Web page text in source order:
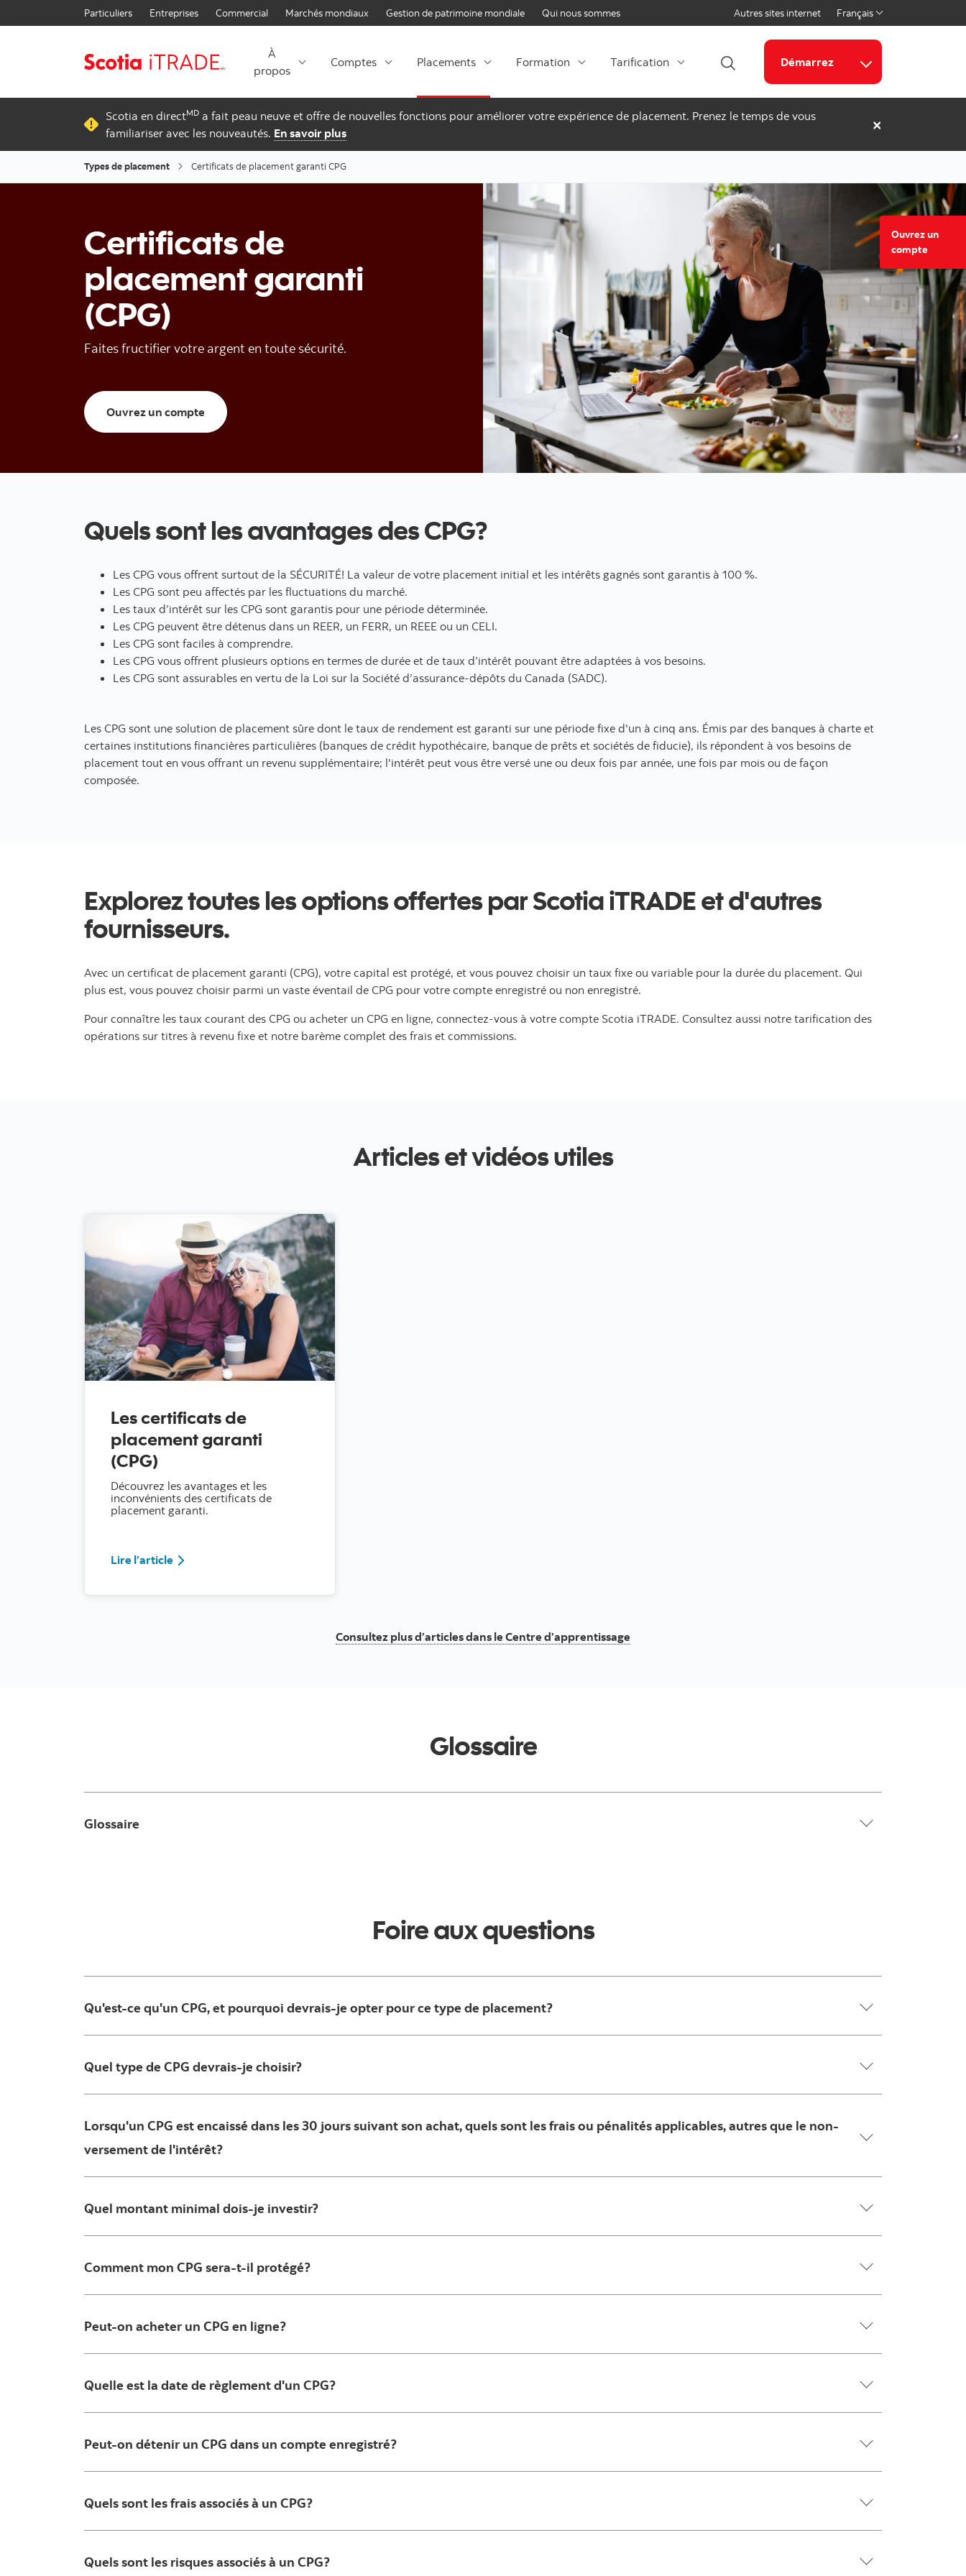
Passer au contenu
Particuliers Entreprises Commercial Marchés mondiaux Gestion de patrimoine mondiale Qui nous sommes Autres sites internet Français
Select a language
À
propos
Comptes Placements Formation
Tarification
Ouvrir la recherche
Démarrez
Liens connexes
Scotia en directMD a fait peau neuve et offre de nouvelles fonctions pour améliorer votre expérience de placement. Prenez le temps de vous
familiariser avec les nouveautés. En savoir plus ×
Types de placement Certificats de placement garanti CPG
Certificats de
placement garanti
(CPG)
Faites fructifier votre argent en toute sécurité.
Ouvrez un compte Ouvrez un compte de négociation/de placement en ligne
Quels sont les avantages des CPG?
Les CPG vous offrent surtout de la SÉCURITÉ! La valeur de votre placement initial et les intérêts gagnés sont garantis à 100 %.
Les CPG sont peu affectés par les fluctuations du marché.
Les taux d’intérêt sur les CPG sont garantis pour une période déterminée.
Les CPG peuvent être détenus dans un REER, un FERR, un REEE ou un CELI.
Les CPG sont faciles à comprendre.
Les CPG vous offrent plusieurs options en termes de durée et de taux d’intérêt pouvant être adaptées à vos besoins.
Les CPG sont assurables en vertu de la Loi sur la Société d’assurance-dépôts du Canada (SADC).
Les CPG sont une solution de placement sûre dont le taux de rendement est garanti sur une période fixe d'un à cinq ans. Émis par des banques à charte et
certaines institutions financières particulières (banques de crédit hypothécaire, banque de prêts et sociétés de fiducie), ils répondent à vos besoins de
placement tout en vous offrant un revenu supplémentaire; l'intérêt peut vous être versé une ou deux fois par année, une fois par mois ou de façon
composée.
Explorez toutes les options offertes par Scotia iTRADE et d'autres
fournisseurs.
Avec un certificat de placement garanti (CPG), votre capital est protégé, et vous pouvez choisir un taux fixe ou variable pour la durée du placement. Qui
plus est, vous pouvez choisir parmi un vaste éventail de CPG pour votre compte enregistré ou non enregistré.
Pour connaître les taux courant des CPG ou acheter un CPG en ligne, connectez-vous à votre compte Scotia iTRADE. Consultez aussi notre tarification des
opérations sur titres à revenu fixe et notre barème complet des frais et commissions.
Articles et vidéos utiles
Les certificats de
placement garanti
(CPG)
Découvrez les avantages et les
inconvénients des certificats de
placement garanti.
Lire l’article
Consultez plus d’articles dans le Centre d’apprentissage
Glossaire
Glossaire
Foire aux questions
Qu'est-ce qu'un CPG, et pourquoi devrais-je opter pour ce type de placement?
Quel type de CPG devrais-je choisir?
Lorsqu'un CPG est encaissé dans les 30 jours suivant son achat, quels sont les frais ou pénalités applicables, autres que le non-
versement de l'intérêt?
Quel montant minimal dois-je investir?
Comment mon CPG sera-t-il protégé?
Peut-on acheter un CPG en ligne?
Quelle est la date de règlement d'un CPG?
Peut-on détenir un CPG dans un compte enregistré?
Quels sont les frais associés à un CPG?
Quels sont les risques associés à un CPG?
Ouvrez un
compte